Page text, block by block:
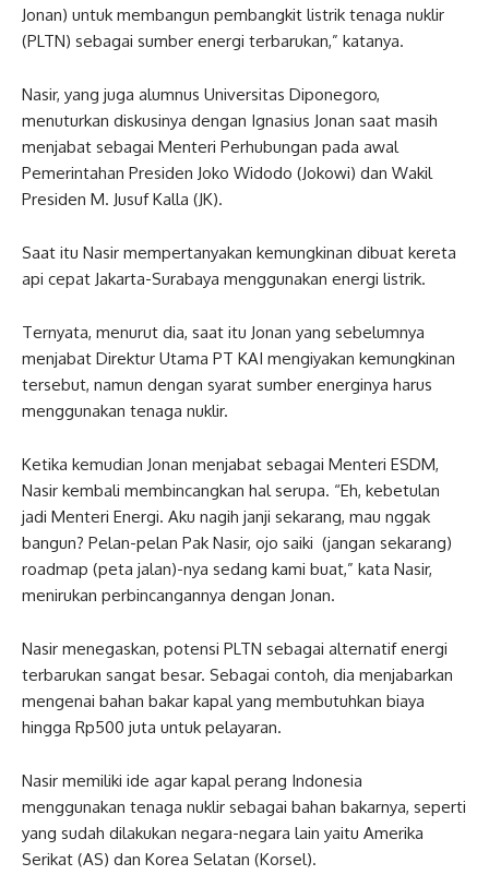
Jonan) untuk membangun pembangkit listrik tenaga nuklir
(PLTN) sebagai sumber energi terbarukan,” katanya.
Nasir, yang juga alumnus Universitas Diponegoro,
menuturkan diskusinya dengan Ignasius Jonan saat masih
menjabat sebagai Menteri Perhubungan pada awal
Pemerintahan Presiden Joko Widodo (Jokowi) dan Wakil
Presiden M. Jusuf Kalla (JK).
Saat itu Nasir mempertanyakan kemungkinan dibuat kereta
api cepat Jakarta-Surabaya menggunakan energi listrik.
Ternyata, menurut dia, saat itu Jonan yang sebelumnya
menjabat Direktur Utama PT KAI mengiyakan kemungkinan
tersebut, namun dengan syarat sumber energinya harus
menggunakan tenaga nuklir.
Ketika kemudian Jonan menjabat sebagai Menteri ESDM,
Nasir kembali membincangkan hal serupa. “Eh, kebetulan
jadi Menteri Energi. Aku nagih janji sekarang, mau nggak
bangun? Pelan-pelan Pak Nasir, ojo saiki (jangan sekarang)
roadmap (peta jalan)-nya sedang kami buat,” kata Nasir,
menirukan perbincangannya dengan Jonan.
Nasir menegaskan, potensi PLTN sebagai alternatif energi
terbarukan sangat besar. Sebagai contoh, dia menjabarkan
mengenai bahan bakar kapal yang membutuhkan biaya
hingga Rp500 juta untuk pelayaran.
Nasir memiliki ide agar kapal perang Indonesia
menggunakan tenaga nuklir sebagai bahan bakarnya, seperti
yang sudah dilakukan negara-negara lain yaitu Amerika
Serikat (AS) dan Korea Selatan (Korsel).